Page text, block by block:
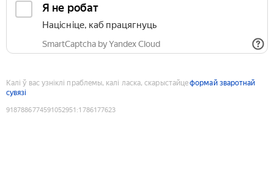
Я не робат
Націсніце, каб працягнуць
SmartCaptcha by Yandex Cloud
Калі ў вас узніклі праблемы, калі ласка, скарыстайцеформай зваротнай
сувязі
9187886774591052951 :1786177623